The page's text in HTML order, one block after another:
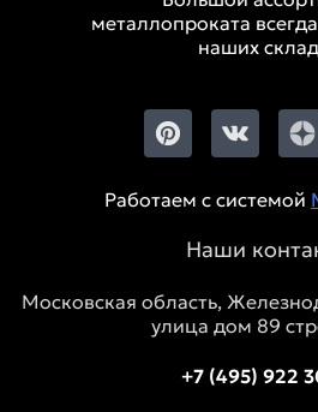
металлопроката
наших
Работаем с системой
Наши
Московская область,
улица дом 89
+7 (495) 922